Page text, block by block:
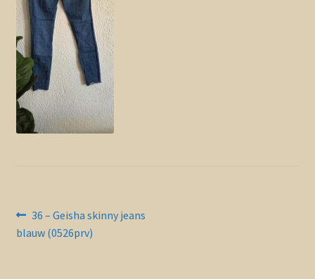
Contact en nieuwsbrief
Bericht
navigatie
Vorig
bericht:
36 – Geisha skinny jeans
blauw (0526prv)